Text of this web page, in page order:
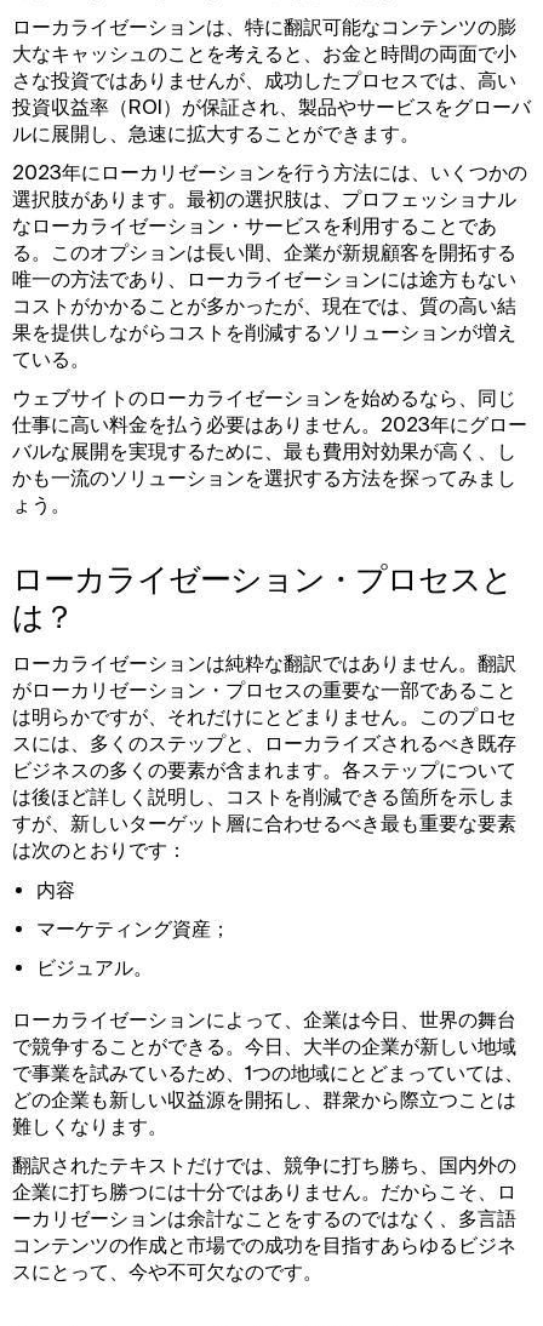
ローカライゼーションは、特に翻訳可能なコンテンツの膨
大なキャッシュのことを考えると、お金と時間の両面で小
さな投資ではありませんが、成功したプロセスでは、高い
投資収益率（ROI）が保証され、製品やサービスをグローバ
ルに展開し、急速に拡大することができます。
2023年にローカリゼーションを行う方法には、いくつかの
選択肢があります。最初の選択肢は、プロフェッショナル
なローカライゼーション・サービスを利用することであ
る。このオプションは長い間、企業が新規顧客を開拓する
唯一の方法であり、ローカライゼーションには途方もない
コストがかかることが多かったが、現在では、質の高い結
果を提供しながらコストを削減するソリューションが増え
ている。
ウェブサイトのローカライゼーションを始めるなら、同じ
仕事に高い料金を払う必要はありません。2023年にグロー
バルな展開を実現するために、最も費用対効果が高く、し
かも一流のソリューションを選択する方法を探ってみまし
ょう。
ローカライゼーション・プロセスと
は？
ローカライゼーションは純粋な翻訳ではありません。翻訳
がローカリゼーション・プロセスの重要な一部であること
は明らかですが、それだけにとどまりません。このプロセ
スには、多くのステップと、ローカライズされるべき既存
ビジネスの多くの要素が含まれます。各ステップについて
は後ほど詳しく説明し、コストを削減できる箇所を示しま
すが、新しいターゲット層に合わせるべき最も重要な要素
は次のとおりです：
内容
マーケティング資産；
ビジュアル。
ローカライゼーションによって、企業は今日、世界の舞台
で競争することができる。今日、大半の企業が新しい地域
で事業を試みているため、1つの地域にとどまっていては、
どの企業も新しい収益源を開拓し、群衆から際立つことは
難しくなります。
翻訳されたテキストだけでは、競争に打ち勝ち、国内外の
企業に打ち勝つには十分ではありません。だからこそ、ロ
ーカリゼーションは余計なことをするのではなく、多言語
コンテンツの作成と市場での成功を目指すあらゆるビジネ
スにとって、今や不可欠なのです。